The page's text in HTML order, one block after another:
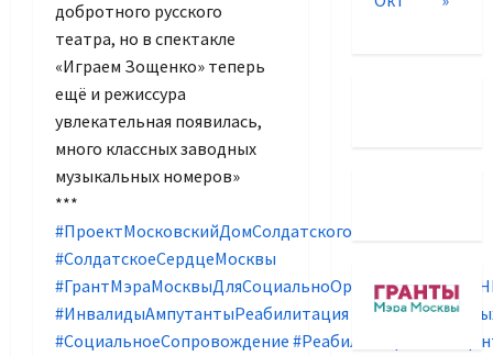
добротного русского
театра, но в спектакле
«Играем Зощенко» теперь
ещё и режиссура
увлекательная появилась,
много классных заводных
музыкальных номеров»
***
#ПроектМосковскийДомСолдатскогоСердца
#СолдатскоеСердцеМосквы
#ИнвалидыАмпутантыРеабилитация
#СоциальноеСопровождение